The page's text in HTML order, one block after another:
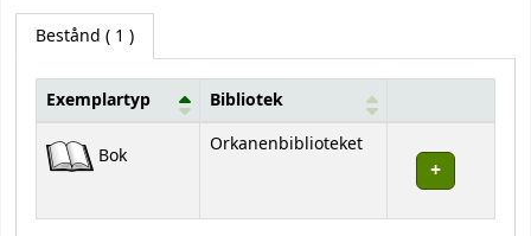
Bestånd ( 1 )
Exemplartyp Bibliotek
Bok Orkanenbiblioteket